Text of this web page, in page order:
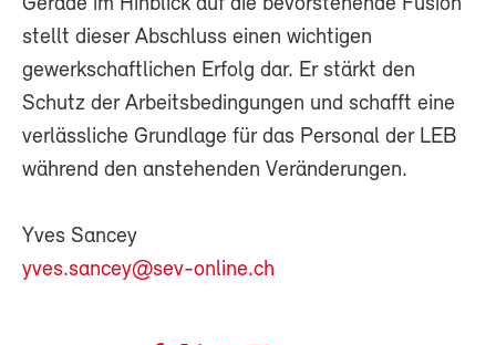
Gerade im Hinblick auf die bevorstehende Fusion
stellt dieser Abschluss einen wichtigen
gewerkschaftlichen Erfolg dar. Er stärkt den
Schutz der Arbeitsbedingungen und schafft eine
verlässliche Grundlage für das Personal der LEB
während den anstehenden Veränderungen.
Yves Sancey
yves.sancey@sev-online.ch